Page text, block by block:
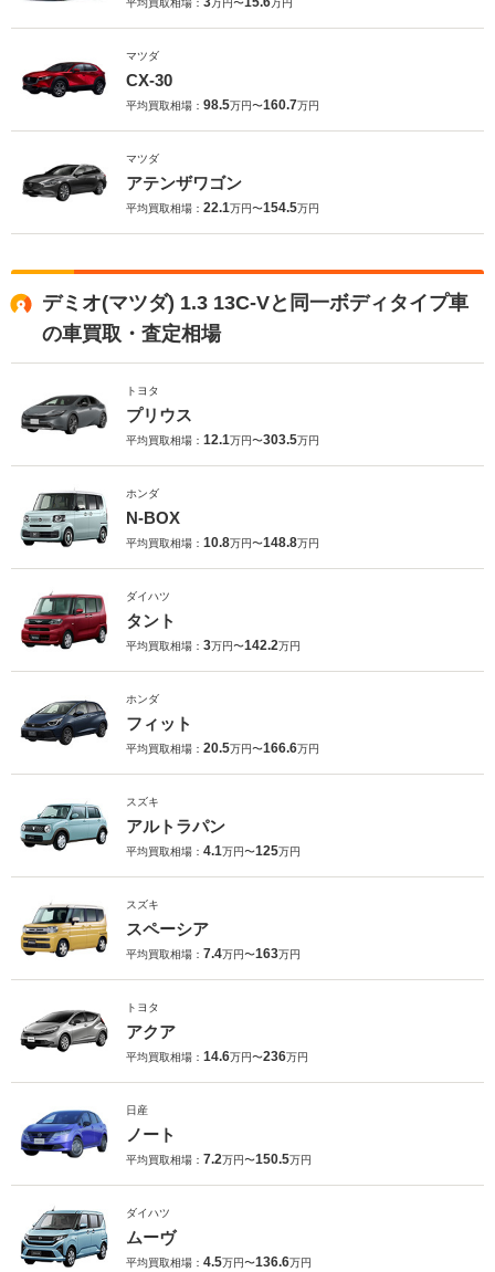
平均買取相場： 万円〜 万円
マツダ
CX-30
平均買取相場： 98.5万円〜160.7万円
マツダ
アテンザワゴン
平均買取相場： 22.1万円〜154.5万円
デミオ(マツダ) 1.3 13C-Vと同一ボディタイプ車
の車買取・査定相場
トヨタ
プリウス
平均買取相場： 12.1万円〜303.5万円
ホンダ
N-BOX
平均買取相場： 10.8万円〜148.8万円
ダイハツ
タント
平均買取相場： 3万円〜142.2万円
ホンダ
フィット
平均買取相場： 20.5万円〜166.6万円
スズキ
アルトラパン
平均買取相場： 4.1万円〜125万円
スズキ
スペーシア
平均買取相場： 7.4万円〜163万円
トヨタ
アクア
平均買取相場： 14.6万円〜236万円
日産
ノート
平均買取相場： 7.2万円〜150.5万円
ダイハツ
ムーヴ
平均買取相場： 4.5万円〜136.6万円